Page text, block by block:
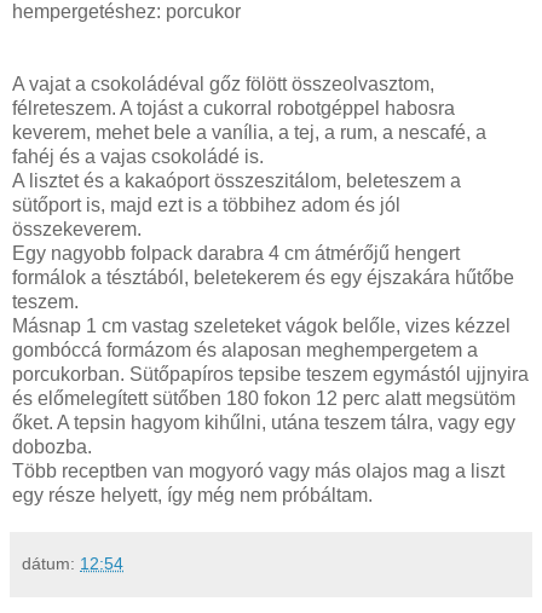
hempergetéshez: porcukor
A vajat a csokoládéval gőz fölött összeolvasztom,
félreteszem. A tojást a cukorral robotgéppel habosra
keverem, mehet bele a vanília, a tej, a rum, a nescafé, a
fahéj és a vajas csokoládé is.
A lisztet és a kakaóport összeszitálom, beleteszem a
sütőport is, majd ezt is a többihez adom és jól
összekeverem.
Egy nagyobb folpack darabra 4 cm átmérőjű hengert
formálok a tésztából, beletekerem és egy éjszakára hűtőbe
teszem.
Másnap 1 cm vastag szeleteket vágok belőle, vizes kézzel
gombóccá formázom és alaposan meghempergetem a
porcukorban. Sütőpapíros tepsibe teszem egymástól ujjnyira
és előmelegített sütőben 180 fokon 12 perc alatt megsütöm
őket. A tepsin hagyom kihűlni, utána teszem tálra, vagy egy
dobozba.
Több receptben van mogyoró vagy más olajos mag a liszt
egy része helyett, így még nem próbáltam.
dátum: 12:54